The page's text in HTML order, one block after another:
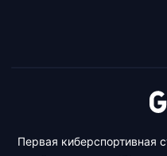
Первая киберспортивная